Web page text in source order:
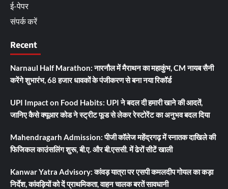
ई-पेपर
संपर्क करें
Recent
Narnaul Half Marathon: नारनौल में मैराथन का महाकुंभ, CM नायब सैनी
करेंगे शुभारंभ, 68 हजार धावकों के पंजीकरण से बना नया रिकॉर्ड
UPI Impact on Food Habits: UPI ने बदल दी हमारी खाने की आदतें,
जानिए कैसे क्यूआर कोड ने स्ट्रीट फूड से लेकर रेस्टोरेंट का अनुभव बदल दिया
Mahendragarh Admission: पीजी कॉलेज महेंद्रगढ़ में स्नातक दाखिले की
फिजिकल काउंसलिंग शुरू, बी.ए. और बी.एससी. में ढेरों सीटें खाली
Kanwar Yatra Advisory: कांवड़ यात्रा पर एसपी कमलदीप गोयल का कड़ा
निर्देश, कांवड़ियों को दें प्राथमिकता, वाहन चालक बरतें सावधानी